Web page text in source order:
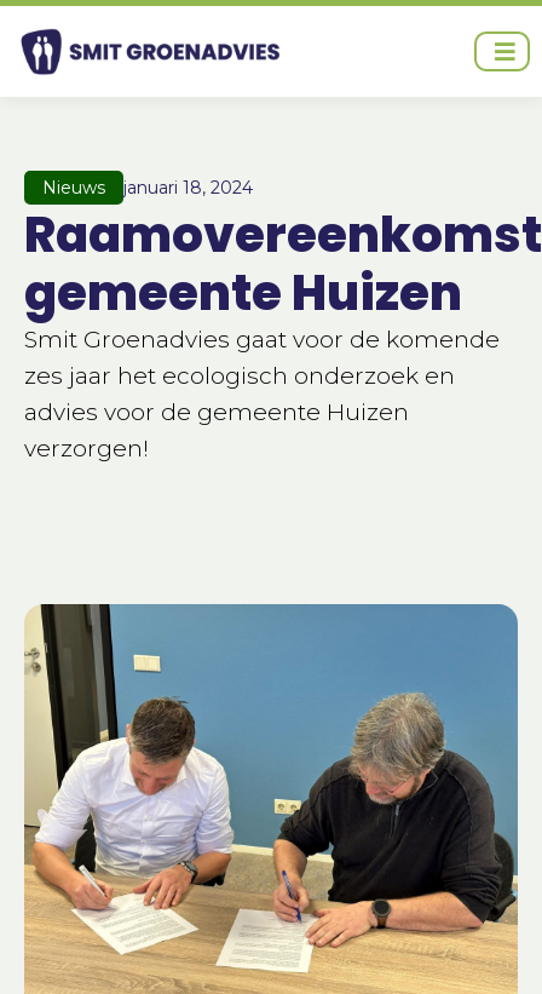
Ga
naar
inhoud
Nieuws januari 18, 2024
Raamovereenkomst
gemeente Huizen
Smit Groenadvies gaat voor de komende
zes jaar het ecologisch onderzoek en
advies voor de gemeente Huizen
verzorgen!